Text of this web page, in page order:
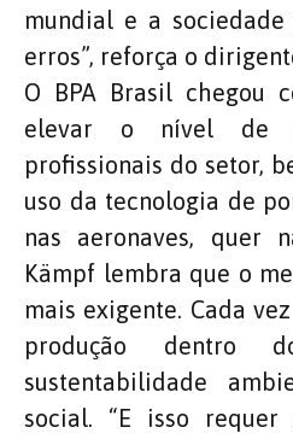
mundial e a
erros”, reforça o
O BPA Brasil chegou
elevar o nível de
profissionais do setor,
uso da tecnologia de
nas aeronaves, quer
Kämpf lembra que o
mais exigente. Cada
produção dentro
sustentabilidade
social. “E isso requer